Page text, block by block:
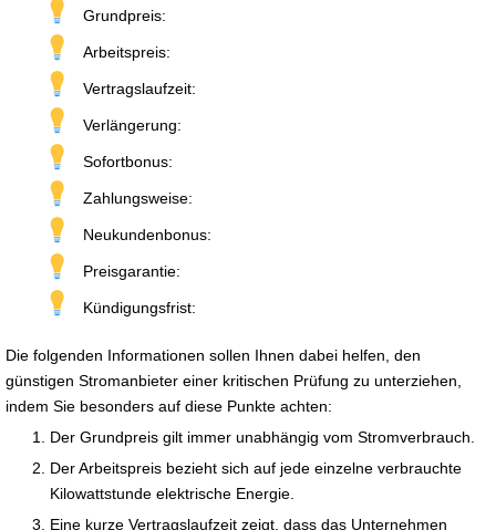
Grundpreis:
Arbeitspreis:
Vertragslaufzeit:
Verlängerung:
Sofortbonus:
Zahlungsweise:
Neukundenbonus:
Preisgarantie:
Kündigungsfrist:
Die folgenden Informationen sollen Ihnen dabei helfen, den
günstigen Stromanbieter einer kritischen Prüfung zu unterziehen,
indem Sie besonders auf diese Punkte achten:
Der Grundpreis gilt immer unabhängig vom Stromverbrauch.
Der Arbeitspreis bezieht sich auf jede einzelne verbrauchte
Kilowattstunde elektrische Energie.
Eine kurze Vertragslaufzeit zeigt, dass das Unternehmen